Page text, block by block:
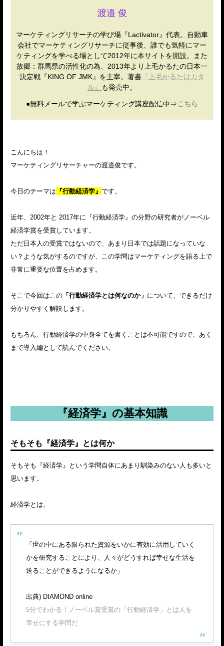
渡邉 俊
マーケティングリサーチの学び場『Lactivator』代表。自動車
会社でマーケティングリサーチに従事後、誰でも気軽にマー
ケティングを学べる場として2012年に本サイトを開設。また
故郷：群馬県の活性化の為、2013年より上毛かるたの日本一
決定戦『KING OF JMK』を主宰。著書 『上毛かるたはカタ
ル』
も発売中。
●無料メールで学ぶマーケティング講座配信中⇒こちら
こんにちは！
マーケティングリサーチャーの渡邉俊です。
今日のテーマは 『行動経済学』 です。
近年、2002年と 2017年に『行動経済学』の分野の研究者がノーベル
経済学賞を受賞しています。
ただ日本人の受賞ではないので、あまり日本では話題になっていな
い？ような気がするのですが、この学問はマーケティングを語る上で
非常に重要な位置を占めます。
そこで今回はこの 「行動経済学とは何なのか」 について、できるだけ
分かりやすく解説します。
もちろん、行動経済学の中身全てを書くことは不可能ですので、あく
まで導入編として読んでください。
『経済学』の基本知識
そもそも『経済学』とは何か
そもそも『経済学』という学問自体にあまり馴染みのない人も多いと
思います。
経済学とは、
「世の中にある限られた資源をいかに有効に活用していく
かを研究することにより、人々がどうすれば幸せな生活を
送ることができるようになるか」
出典) DIAMOND online
5分でわかる！ノーベル賞受賞の「行動経済学」とは人を
幸せにする学問だ